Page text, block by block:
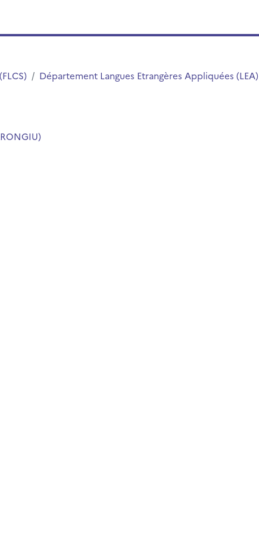
Département Langues Etrangères Appliquées (LEA)